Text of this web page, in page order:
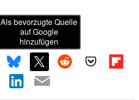
Als bevorzugte Quelle
auf Google
hinzufügen